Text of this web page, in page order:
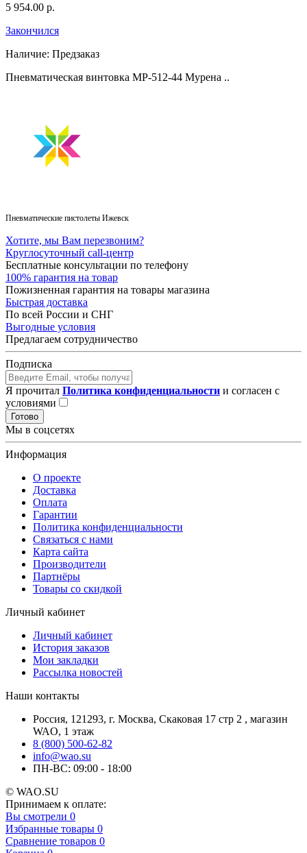
5 954.00 р.
Закончился
Наличие: Предзаказ
Пневматическая винтовка МР-512-44 Мурена ..
Пневматические пистолеты Ижевск
Хотите, мы Вам перезвоним?
Круглосуточный call-центр
Бесплатные консультации по телефону
100% гарантия на товар
Пожизненная гарантия на товары магазина
Быстрая доставка
По всей России и СНГ
Выгодные условия
Предлагаем сотрудничество
Подписка
Я прочитал Политика конфиденциальности и согласен с
условиями
Готово
Мы в соцсетях
Информация
О проекте
Доставка
Оплата
Гарантии
Политика конфиденциальности
Связаться с нами
Карта сайта
Производители
Партнёры
Товары со скидкой
Личный кабинет
Личный кабинет
История заказов
Мои закладки
Рассылка новостей
Наши контакты
Россия, 121293, г. Москва, Скаковая 17 стр 2 , магазин
WAO, 1 этаж
8 (800) 500-62-82
info@wao.su
ПН-ВС: 09:00 - 18:00
© WAO.SU
Принимаем к оплате:
Вы смотрели 0
Избранные товары 0
Сравнение товаров 0